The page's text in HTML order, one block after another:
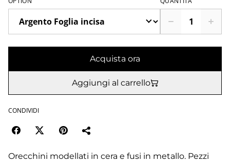
Acquista ora
Aggiungi al carrello
CONDIVIDI
Orecchini modellati in cera e fusi in metallo. Pezzi